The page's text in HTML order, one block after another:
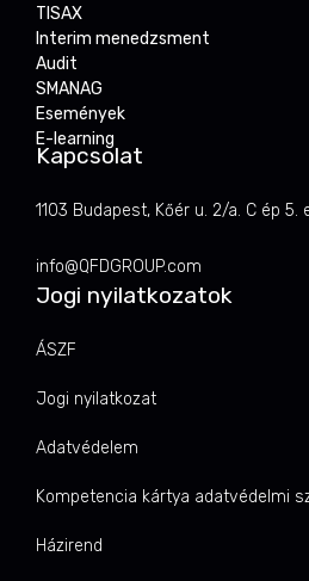
TISAX
Interim menedzsment
Audit
SMANAG
Események
E-learning
Kapcsolat
1103 Budapest, Kőér u. 2/a. C ép 5.
info@QFDGROUP.com
Jogi nyilatkozatok
ÁSZF
Jogi nyilatkozat
Adatvédelem
Kompetencia kártya adatvédelmi
Házirend